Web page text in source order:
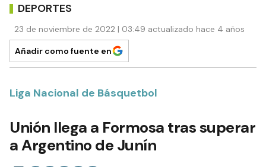
DEPORTES
23 de noviembre de 2022 | 03:49 actualizado hace 4 años
Añadir como fuente en
Liga Nacional de Básquetbol
Unión llega a Formosa tras superar
a Argentino de Junín